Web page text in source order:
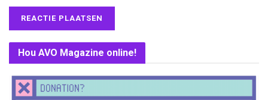
Hou AVO Magazine online!